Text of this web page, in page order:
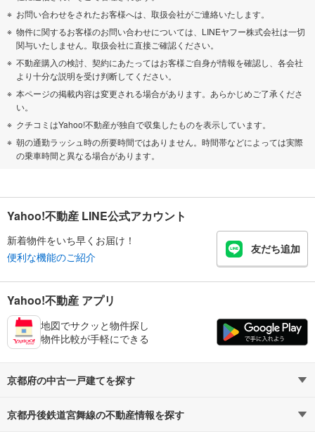
お問い合わせをされたお客様へは、取扱会社がご連絡いたします。
物件に関するお客様のお問い合わせについては、LINEヤフー株式会社は一切
関与いたしません。取扱会社に直接ご確認ください。
不動産購入の検討、契約にあたってはお客様ご自身が情報を確認し、各会社
より十分な説明を受け判断してください。
本ページの掲載内容は変更される場合があります。あらかじめご了承くださ
い。
クチコミはYahoo!不動産が独自で収集したものを表示しています。
朝の通勤ラッシュ時の所要時間ではありません。時間帯などによっては実際
の乗車時間と異なる場合があります。
Yahoo!不動産 LINE公式アカウント
新着物件をいち早くお届け！
便利な機能のご紹介
友だち追加
Yahoo!不動産 アプリ
地図でサクッと物件探し
物件比較が手軽にできる
京都府の中古一戸建てを探す
路線・駅から探す 地域から探す
京都丹後鉄道宮舞線の不動産情報を探す